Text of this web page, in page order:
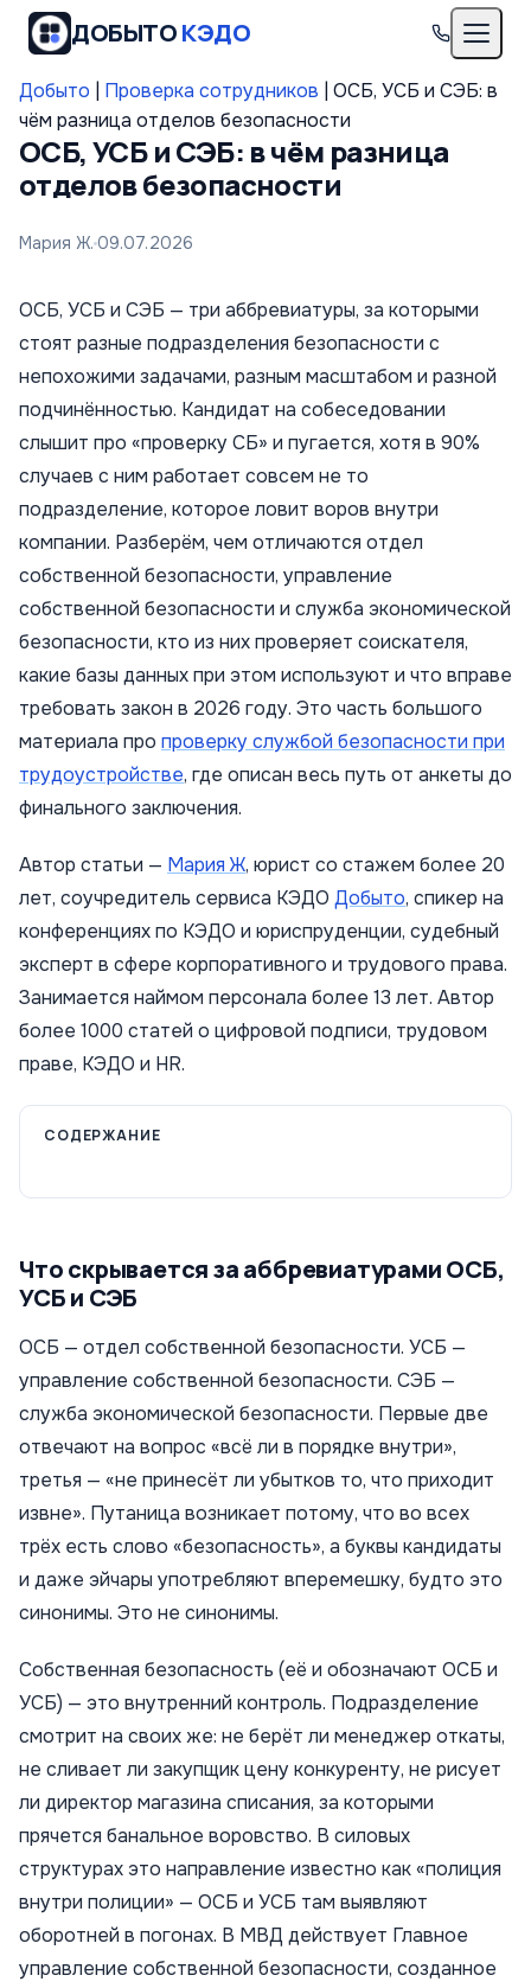
ДОБЫТОКЭДО
Добыто Проверка сотрудников
ОСБ, УСБ и СЭБ: в
чём разница отделов безопасности
ОСБ, УСБ и СЭБ: в чём разница
отделов безопасности
Мария Ж. 09.07.2026
ОСБ, УСБ и СЭБ — три аббревиатуры, за которыми
стоят разные подразделения безопасности с
непохожими задачами, разным масштабом и разной
подчинённостью. Кандидат на собеседовании
слышит про «проверку СБ» и пугается, хотя в 90%
случаев с ним работает совсем не то
подразделение, которое ловит воров внутри
компании. Разберём, чем отличаются отдел
собственной безопасности, управление
собственной безопасности и служба экономической
безопасности, кто из них проверяет соискателя,
какие базы данных при этом используют и что вправе
требовать закон в 2026 году. Это часть большого
материала про проверку службой безопасности при
трудоустройстве, где описан весь путь от анкеты до
финального заключения.
Автор статьи — Мария Ж, юрист со стажем более 20
лет, соучредитель сервиса КЭДО Добыто, спикер на
конференциях по КЭДО и юриспруденции, судебный
эксперт в сфере корпоративного и трудового права.
Занимается наймом персонала более 13 лет. Автор
более 1000 статей о цифровой подписи, трудовом
праве, КЭДО и HR.
СОДЕРЖАНИЕ
Что скрывается за аббревиатурами ОСБ,
УСБ и СЭБ
ОСБ — отдел собственной безопасности. УСБ —
управление собственной безопасности. СЭБ —
служба экономической безопасности. Первые две
отвечают на вопрос «всё ли в порядке внутри»,
третья — «не принесёт ли убытков то, что приходит
извне». Путаница возникает потому, что во всех
трёх есть слово «безопасность», а буквы кандидаты
и даже эйчары употребляют вперемешку, будто это
синонимы. Это не синонимы.
Собственная безопасность (её и обозначают ОСБ и
УСБ) — это внутренний контроль. Подразделение
смотрит на своих же: не берёт ли менеджер откаты,
не сливает ли закупщик цену конкуренту, не рисует
ли директор магазина списания, за которыми
прячется банальное воровство. В силовых
структурах это направление известно как «полиция
внутри полиции» — ОСБ и УСБ там выявляют
оборотней в погонах. В МВД действует Главное
управление собственной безопасности, созданное